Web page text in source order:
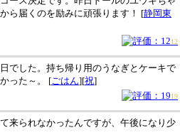
ら届くのを励みに頑張ります！ [静岡東
12
でした。持ち帰り用のうなぎとケーキで
った～。 [ごはん][祝]
19
来られなかったんですが、午後になり少